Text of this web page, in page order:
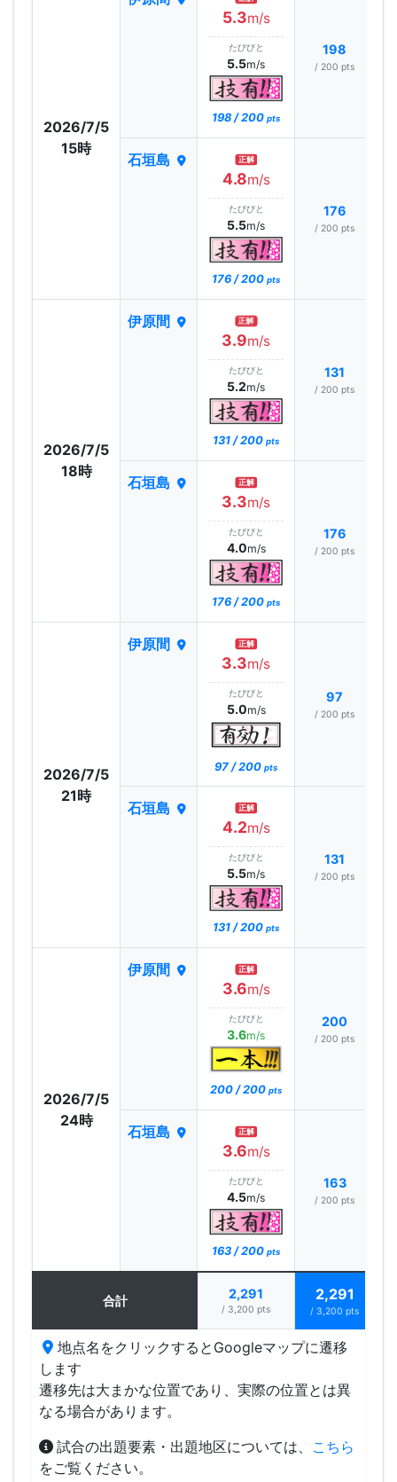
2026/7/5
15時
5.3m/s
たびびと
5.5m/s
198 / 200 pts
198
/ 200 pts
石垣島 正解
4.8m/s
たびびと
5.5m/s
176 / 200 pts
176
/ 200 pts
2026/7/5
18時
伊原間 正解
3.9m/s
たびびと
5.2m/s
131 / 200 pts
131
/ 200 pts
石垣島 正解
3.3m/s
たびびと
4.0m/s
176 / 200 pts
176
/ 200 pts
2026/7/5
21時
伊原間 正解
3.3m/s
たびびと
5.0m/s
97 / 200 pts
97
/ 200 pts
石垣島 正解
4.2m/s
たびびと
5.5m/s
131 / 200 pts
131
/ 200 pts
2026/7/5
24時
伊原間 正解
3.6m/s
たびびと
3.6m/s
200 / 200 pts
200
/ 200 pts
石垣島 正解
3.6m/s
たびびと
4.5m/s
163 / 200 pts
163
/ 200 pts
合計 2,291
/ 3,200 pts
2,291
/ 3,200 pts
地点名をクリックするとGoogleマップに遷移
します
遷移先は大まかな位置であり、実際の位置とは異
なる場合があります。
試合の出題要素・出題地区については、 こちら
をご覧ください。